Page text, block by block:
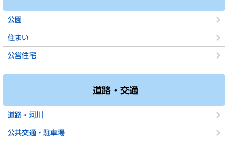
公園
住まい
公営住宅
道路・交通
道路・河川
公共交通・駐車場